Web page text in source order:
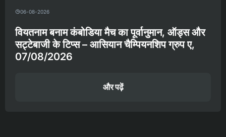
06-08-2026
वियतनाम बनाम कंबोडिया मैच का पूर्वानुमान, ऑड्स और
सट्टेबाजी के टिप्स – आसियान चैम्पियनशिप ग्रुप ए,
07/08/2026
और पढ़ें